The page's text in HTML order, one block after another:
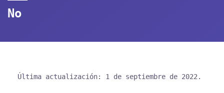
No
Última actualización: 1 de septiembre de 2022.